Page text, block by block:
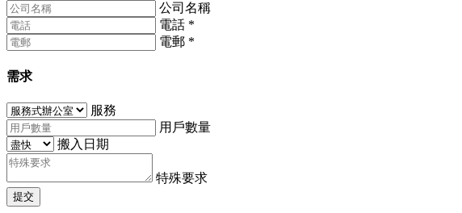
公司名稱
電話 *
電郵 *
需求
服務
用戶數量
搬入日期
特殊要求
提交